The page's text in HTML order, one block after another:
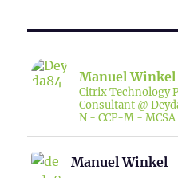
Manuel Winkel
Citrix Technology
Consultant @
N - CCP-M -
Manuel Winkel